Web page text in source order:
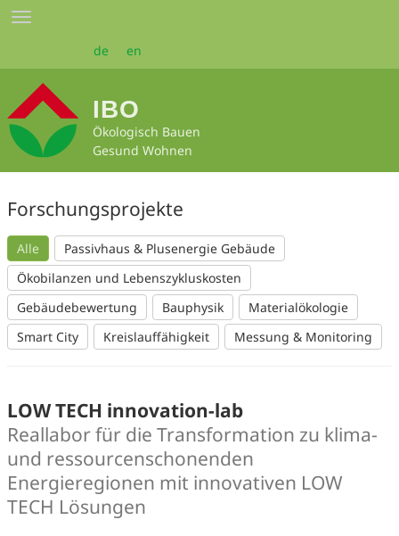
Zum
Seiteninhalt
Toggle
de en
IBO
Ökologisch Bauen
Gesund Wohnen
Forschungsprojekte
Alle
Passivhaus & Plusenergie Gebäude
Ökobilanzen und Lebenszykluskosten
Gebäudebewertung
Bauphysik
Materialökologie
Smart City
Kreislauffähigkeit Messung & Monitoring
LOW TECH innovation-lab
Reallabor für die Transformation zu klima-
und ressourcenschonenden
Energieregionen mit innovativen LOW
TECH Lösungen